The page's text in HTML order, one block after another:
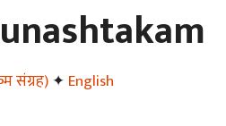
संग्रह)✦ English